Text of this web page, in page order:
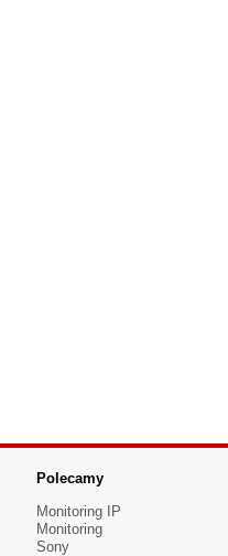
Polecamy
Monitoring IP
Monitoring
Sony